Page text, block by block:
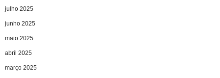
julho 2025
junho 2025
maio 2025
abril 2025
março 2025